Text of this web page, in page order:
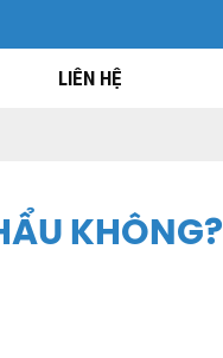
LIÊN HỆ
KHÔNG?